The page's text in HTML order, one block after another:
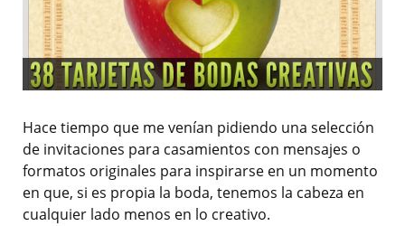
Hace tiempo que me venían pidiendo una selección
de invitaciones para casamientos con mensajes o
formatos originales para inspirarse en un momento
en que, si es propia la boda, tenemos la cabeza en
cualquier lado menos en lo creativo.